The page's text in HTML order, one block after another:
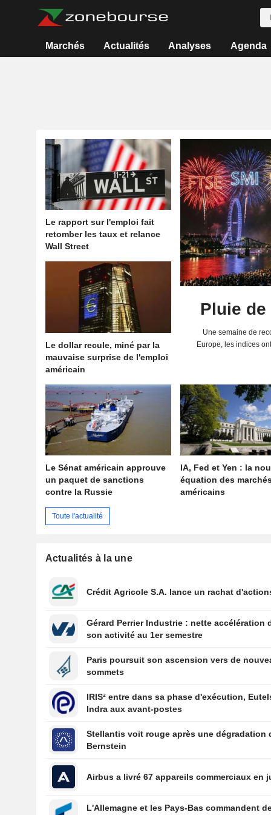
Marchés Actualités Analyses Agenda
Le rapport sur l'emploi fait
retomber les taux et relance
Wall Street
Le dollar recule, miné par la
mauvaise surprise de l'emploi
américain
Pluie
Une semaine de
Europe, les indices
Le Sénat américain approuve
un paquet de sanctions
contre la Russie
IA, Fed et Yen : la
équation des
américains
Toute l'actualité
Actualités à la une
Crédit Agricole S.A. lance un rachat
Gérard Perrier Industrie : nette accélération
son activité au 1er semestre
Paris poursuit son ascension vers de
sommets
IRIS² entre dans sa phase d'exécution,
Indra aux avant-postes
Stellantis voit rouge après une dégradation
Bernstein
Airbus a livré 67 appareils commerciaux en
L'Allemagne et les Pays-Bas commandent